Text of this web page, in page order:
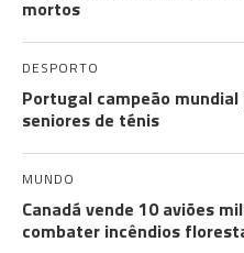
mortos
DESPORTO
Portugal campeão
seniores de ténis
MUNDO
Canadá vende 10 aviões
combater incêndios